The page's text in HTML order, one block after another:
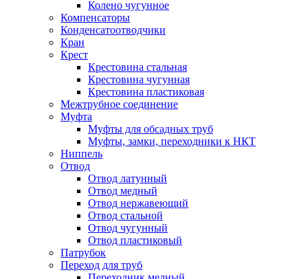
Колено чугунное
Компенсаторы
Конденсатоотводчики
Кран
Крест
Крестовина стальная
Крестовина чугунная
Крестовина пластиковая
Межтрубное соединение
Муфта
Муфты для обсадных труб
Муфты, замки, переходники к НКТ
Ниппель
Отвод
Отвод латунный
Отвод медный
Отвод нержавеющий
Отвод стальной
Отвод чугунный
Отвод пластиковый
Патрубок
Переход для труб